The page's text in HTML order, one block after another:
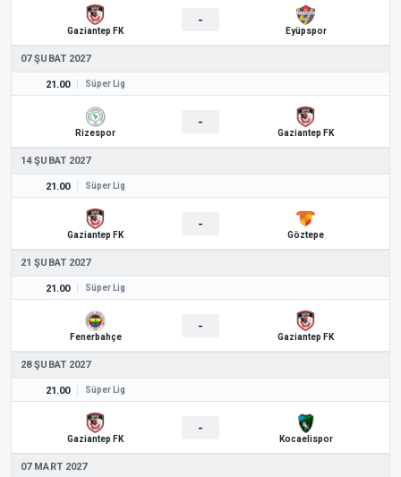
Gaziantep FK
-
Eyüpspor
07 ŞUBAT 2027
21.00 Süper Lig
Rizespor
-
Gaziantep FK
14 ŞUBAT 2027
21.00 Süper Lig
Gaziantep FK
-
Göztepe
21 ŞUBAT 2027
21.00 Süper Lig
Fenerbahçe
-
Gaziantep FK
28 ŞUBAT 2027
21.00 Süper Lig
Gaziantep FK
-
Kocaelispor
07 MART 2027